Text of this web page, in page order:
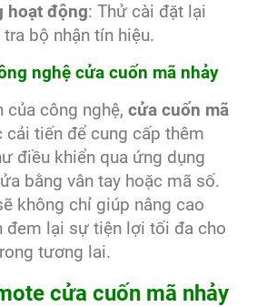
hoạt động: Thử cài đặt lại
bộ nhận tín hiệu.
nghệ cửa cuốn mã nhảy
công nghệ, cửa cuốn mã
cải tiến để cung cấp thêm
điều khiển qua ứng dụng
bằng vân tay hoặc mã số.
không chỉ giúp nâng cao
đem lại sự tiện lợi tối đa cho
tương lai.
cửa cuốn mã nhảy